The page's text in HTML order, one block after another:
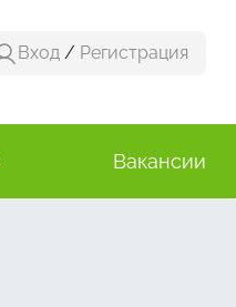
Вход / Регистрация
Вакансии